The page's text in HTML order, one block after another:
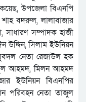
উপজেলা বিএনপি
বদরুল, লালাবাজার
সম্পাদক হাজী
সিলাম ইউনিয়ন
নেতা রেজাউল হক
আহমদ, মিলন আহমদ
ইউনিয়ন বিএনপির
পরিবহন নেতা তাজুল